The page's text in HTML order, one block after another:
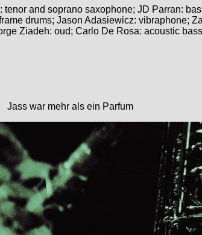
and soprano saxophone; JD Parran:
drums; Jason Adasiewicz: vibraphone;
Ziadeh: oud; Carlo De Rosa: acoustic
Jass war mehr als ein Parfum